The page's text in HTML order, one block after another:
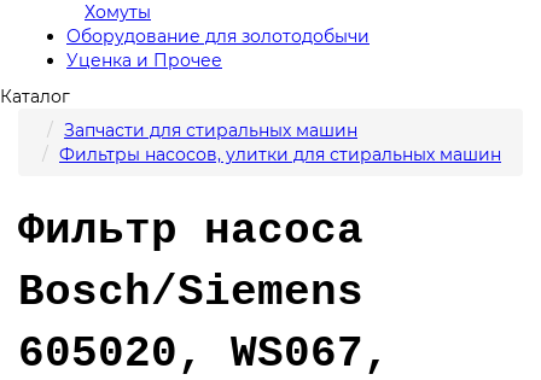
Хомуты
Оборудование для золотодобычи
Уценка и Прочее
Каталог
Запчасти для стиральных машин
Фильтры насосов, улитки для стиральных машин
Фильтр насоса
Bosch/Siemens
605020, WS067,